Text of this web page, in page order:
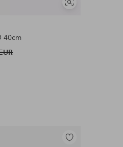
Näytä
40cm
Lisää